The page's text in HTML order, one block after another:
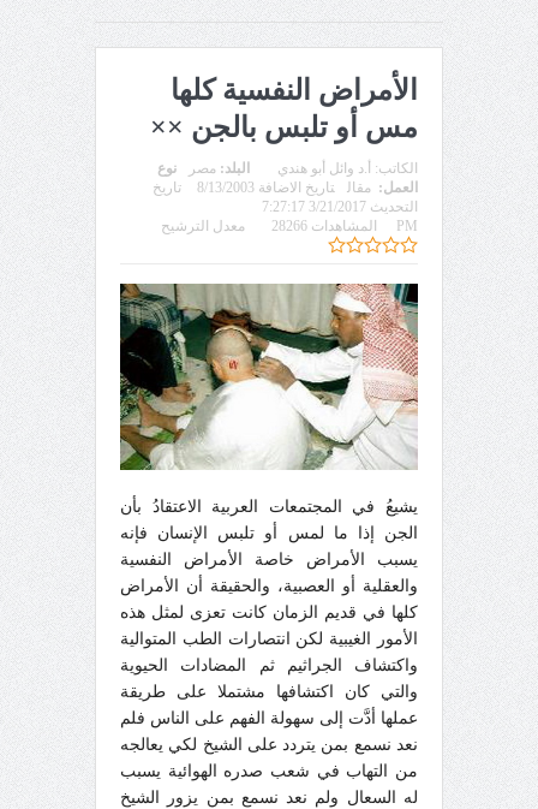
الأمراض النفسية كلها
مس أو تلبس بالجن ××
الكاتب: أ.د وائل أبو هندي البلد: مصر
نوع
العمل: مقال تاريخ الاضافة 8/13/2003
تاريخ
التحديث 3/21/2017 7:27:17
PM
المشاهدات 28266 معدل الترشيح
يشيعُ في المجتمعات العربية الاعتقادُ بأن
الجن إذا ما لمس أو تلبس الإنسان فإنه
يسبب الأمراض خاصة الأمراض النفسية
والعقلية أو العصبية، والحقيقة أن الأمراض
كلها في قديم الزمان كانت تعزى لمثل هذه
الأمور الغيبية لكن انتصارات الطب المتوالية
واكتشاف الجراثيم ثم المضادات الحيوية
والتي كان اكتشافها مشتملا على طريقة
عملها أدَّت إلى سهولة الفهم على الناس فلم
نعد نسمع بمن يتردد على الشيخ لكي يعالجه
من التهاب في شعب صدره الهوائية يسبب
له السعال ولم نعد نسمع بمن يزور الشيخ